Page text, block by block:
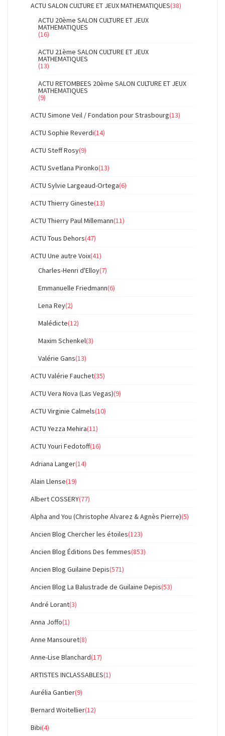
ACTU SALON CULTURE ET JEUX MATHEMATIQUES(38)
ACTU 20ème SALON CULTURE ET JEUX
MATHEMATIQUES
(16)
ACTU 21ème SALON CULTURE ET JEUX
MATHEMATIQUES
(13)
ACTU RETOMBEES 20ème SALON CULTURE ET JEUX
MATHEMATIQUES
(9)
ACTU Simone Veil / Fondation pour Strasbourg(13)
ACTU Sophie Reverdi(14)
ACTU Steff Rosy(9)
ACTU Svetlana Pironko(13)
ACTU Sylvie Largeaud-Ortega(6)
ACTU Thierry Gineste(13)
ACTU Thierry Paul Millemann(11)
ACTU Tous Dehors(47)
ACTU Une autre Voix(41)
Charles-Henri d'Elloy(7)
Emmanuelle Friedmann(6)
Lena Rey(2)
Malédicte(12)
Maxim Schenkel(3)
Valérie Gans(13)
ACTU Valérie Fauchet(35)
ACTU Vera Nova (Las Vegas)(9)
ACTU Virginie Calmels(10)
ACTU Yezza Mehira(11)
ACTU Youri Fedotoff(16)
Adriana Langer(14)
Alain Llense(19)
Albert COSSERY(77)
Alpha and You (Christophe Alvarez & Agnès Pierre)(5)
Ancien Blog Chercher les étoiles(123)
Ancien Blog Éditions Des femmes(853)
Ancien Blog Guilaine Depis(571)
Ancien Blog La Balustrade de Guilaine Depis(53)
André Lorant(3)
Anna Joffo(1)
Anne Mansouret(8)
Anne-Lise Blanchard(17)
ARTISTES INCLASSABLES(1)
Aurélia Gantier(9)
Bernard Woitellier(12)
Bibi(4)